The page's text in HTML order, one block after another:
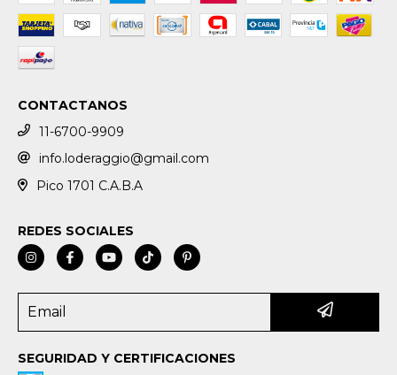
CONTACTANOS
11-6700-9909
info.loderaggio@gmail.com
Pico 1701 C.A.B.A
REDES SOCIALES
SEGURIDAD Y CERTIFICACIONES